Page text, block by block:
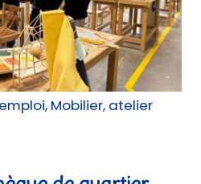
Mobilier, atelier
de quartier